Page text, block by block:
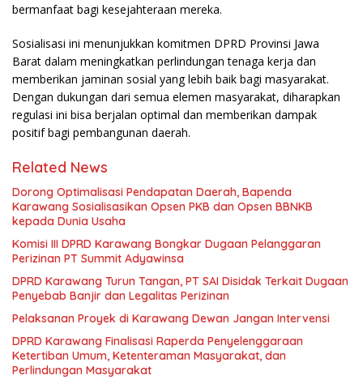
bermanfaat bagi kesejahteraan mereka.
Sosialisasi ini menunjukkan komitmen DPRD Provinsi Jawa
Barat dalam meningkatkan perlindungan tenaga kerja dan
memberikan jaminan sosial yang lebih baik bagi masyarakat.
Dengan dukungan dari semua elemen masyarakat, diharapkan
regulasi ini bisa berjalan optimal dan memberikan dampak
positif bagi pembangunan daerah.
Related News
Dorong Optimalisasi Pendapatan Daerah, Bapenda
Karawang Sosialisasikan Opsen PKB dan Opsen BBNKB
kepada Dunia Usaha
Komisi III DPRD Karawang Bongkar Dugaan Pelanggaran
Perizinan PT Summit Adyawinsa
DPRD Karawang Turun Tangan, PT SAI Disidak Terkait Dugaan
Penyebab Banjir dan Legalitas Perizinan
Pelaksanan Proyek di Karawang Dewan Jangan Intervensi
DPRD Karawang Finalisasi Raperda Penyelenggaraan
Ketertiban Umum, Ketenteraman Masyarakat, dan
Perlindungan Masyarakat